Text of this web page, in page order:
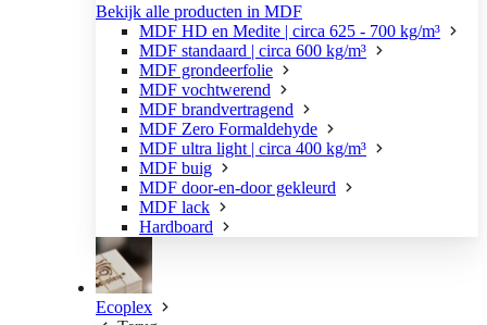
Bekijk alle producten in MDF
MDF HD en Medite | circa 625 - 700 kg/m³
MDF standaard | circa 600 kg/m³
MDF grondeerfolie
MDF vochtwerend
MDF brandvertragend
MDF Zero Formaldehyde
MDF ultra light | circa 400 kg/m³
MDF buig
MDF door-en-door gekleurd
MDF lack
Hardboard
Ecoplex